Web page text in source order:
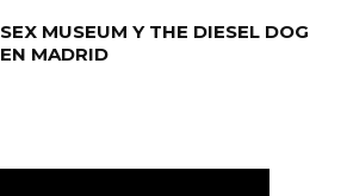
SEX MUSEUM Y THE DIESEL DOG
EN MADRID